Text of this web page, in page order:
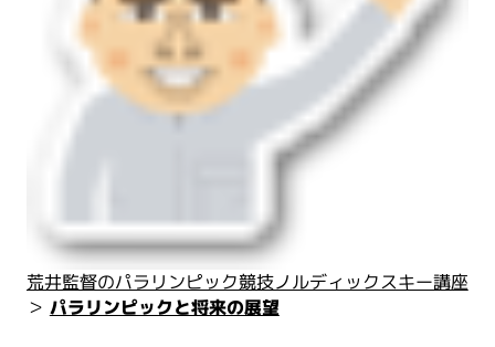
荒井監督のパラリンピック競技ノルディックスキー講座
＞ パラリンピックと将来の展望